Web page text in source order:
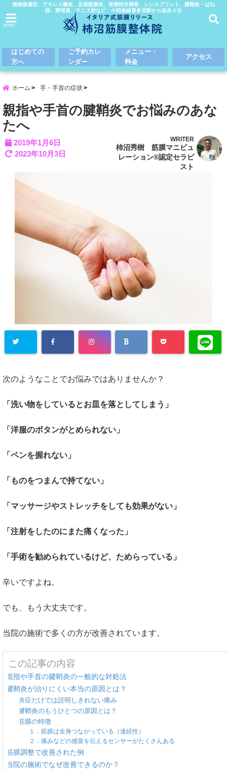
捻挫後遺症、アキレス腱炎、足底筋膜炎、有痛性外脛骨、シンスプリント、腱鞘炎・ばね
指、野球肩、テニス肘など 小田急線喜多見駅から徒歩２分
menu
はじめての
方へ
ご予約カレ
ンダー
メニュー・
料金
アクセス
ホーム 手・手首の症状
親指や手首の腱鞘炎でお悩みのあな
たへ
2019年1月6日
2023年10月3日
WRITER
柿沼秀樹 筋膜マニピュ
レーション®認定セラピ
スト
次のようなことでお悩みではありませんか？
「洗い物をしているとお皿を落としてしまう」
「洋服のボタンがとめられない」
「ペンを握れない」
「ものをつまんで持てない」
「マッサージやストレッチをしても効果がない」
「注射をしたのにまた痛くなった」
「手術を勧められているけど、ためらっている」
辛いですよね。
でも、もう大丈夫です。
当院の施術で多くの方が改善されています。
この記事の内容
親指や手首の腱鞘炎の一般的な対処法
腱鞘炎が治りにくい本当の原因とは？
炎症だけでは説明しきれない痛み
腱鞘炎のもうひとつの原因とは？
筋膜の特徴
１．筋膜は全身つながっている（連続性）
２．痛みなどの感覚を伝えるセンサーがたくさんある
筋膜調整で改善された例
当院の施術でなぜ改善できるのか？